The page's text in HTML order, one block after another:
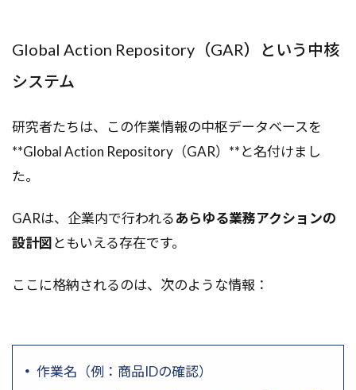
Global Action Repository（GAR）という中核
システム
研究者たちは、この作業情報の中枢データベースを
**Global Action Repository（GAR）**と名付けまし
た。
GARは、企業内で行われるあらゆる業務アクションの
設計図 ともいえる存在です。
ここに格納されるのは、次のような情報：
作業名（例：商品IDの確認）